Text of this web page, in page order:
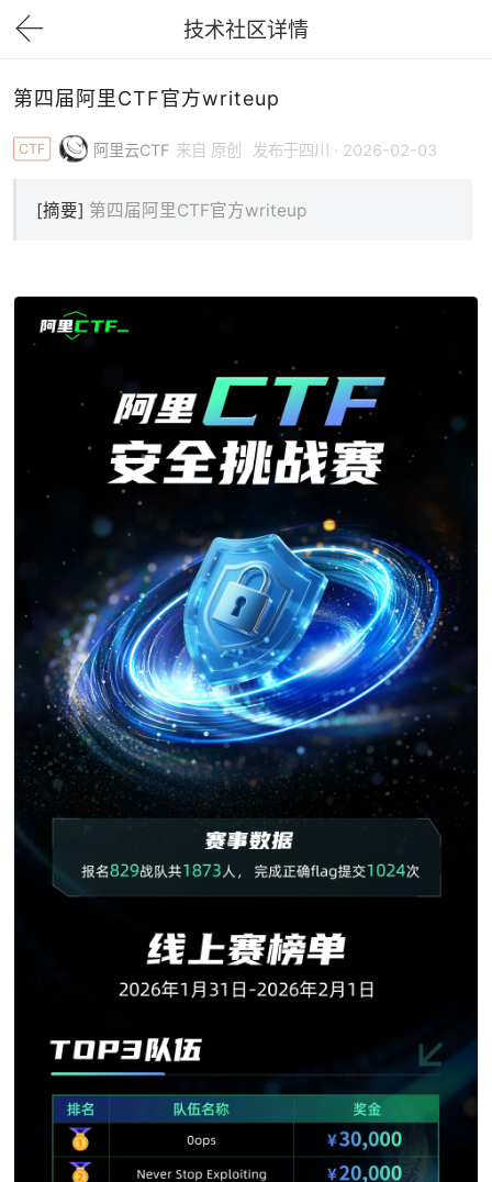
技术社区详情
下拉刷新
第四届阿里CTF官方writeup
CTF 阿里云CTF 来自 原创 发布于四川 · 2026-02-03
[摘要] 第四届阿里CTF官方writeup